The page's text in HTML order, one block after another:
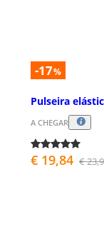
-17%
Pulseira
A CHEGAR
€ 19,84 €